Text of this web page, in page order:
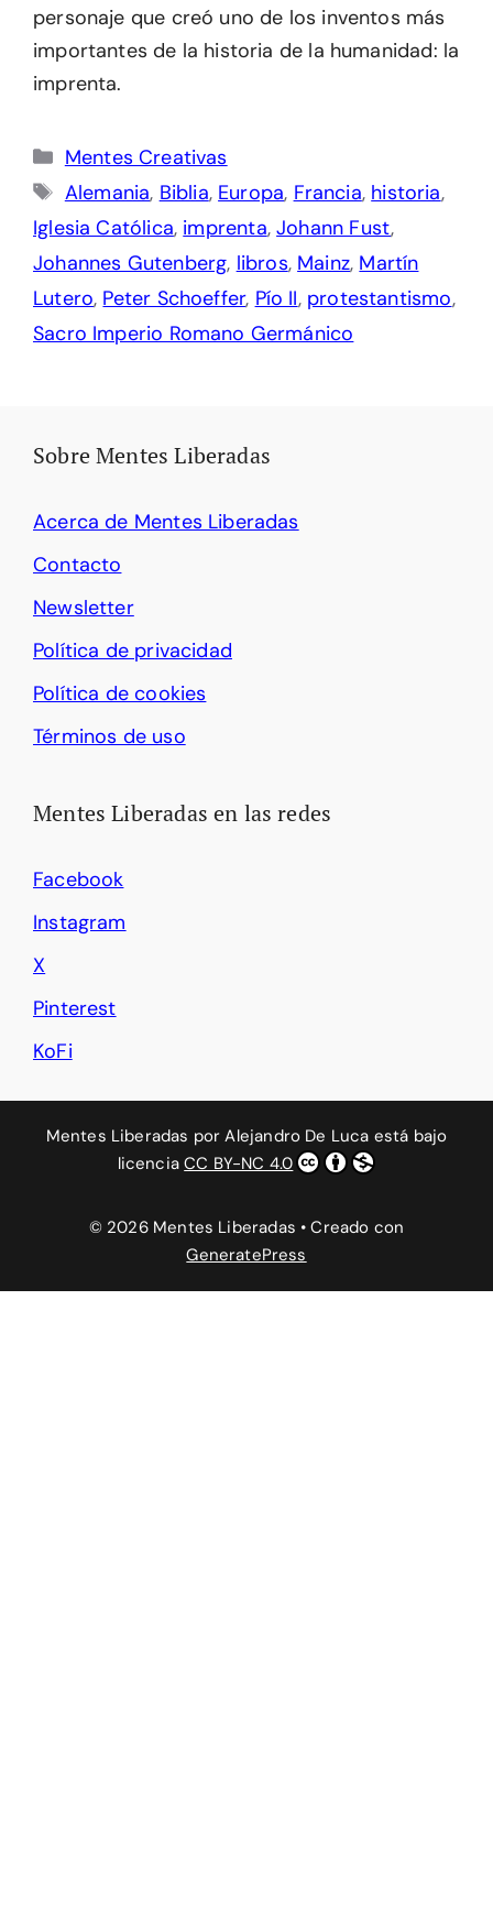
personaje que creó uno de los inventos más
importantes de la historia de la humanidad: la
imprenta.
Categorías
Mentes Creativas
Etiquetas
Alemania, Biblia, Europa, Francia, historia,
Iglesia Católica, imprenta,Johann Fust,
Johannes Gutenberg, libros, Mainz, Martín
Lutero, Peter Schoeffer, Pío II, protestantismo,
Sacro Imperio Romano Germánico
Sobre Mentes Liberadas
Acerca de Mentes Liberadas
Contacto
Newsletter
Política de privacidad
Política de cookies
Términos de uso
Mentes Liberadas en las redes
Facebook
Instagram
X
Pinterest
KoFi
Mentes Liberadas porAlejandro De Luca está bajo
licenciaCC BY-NC 4.0
© 2026 Mentes Liberadas • Creado con
GeneratePress